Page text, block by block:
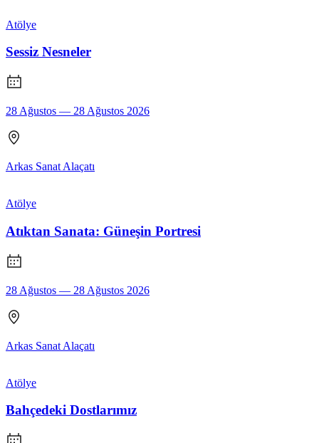
Atölye
Sessiz Nesneler
28 Ağustos — 28 Ağustos 2026
Arkas Sanat Alaçatı
Atölye
Atıktan Sanata: Güneşin Portresi
28 Ağustos — 28 Ağustos 2026
Arkas Sanat Alaçatı
Atölye
Bahçedeki Dostlarımız